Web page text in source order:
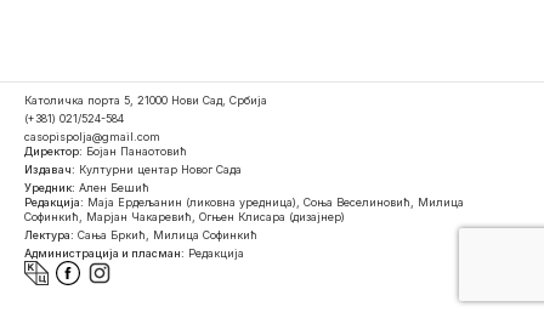
Католичка порта 5, 21000 Нови Сад, Србија
(+381) 021/524-584
casopispolja@gmail.com
Директор: Бојан Панаотовић
Издавач: Културни центар Новог Сада
Уредник: Ален Бешић
Редакција: Маја Ердељанин (ликовна уредница), Соња Веселиновић, Милица
Софинкић, Марјан Чакаревић, Огњен Клисара (дизајнер)
Лектура: Сања Бркић, Милица Софинкић
Администрација и пласман: Редакција